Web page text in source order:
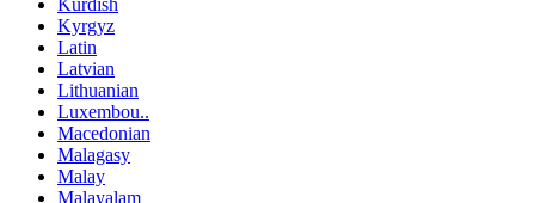
Kurdish
Kyrgyz
Latin
Latvian
Lithuanian
Luxembou..
Macedonian
Malagasy
Malay
Malayalam